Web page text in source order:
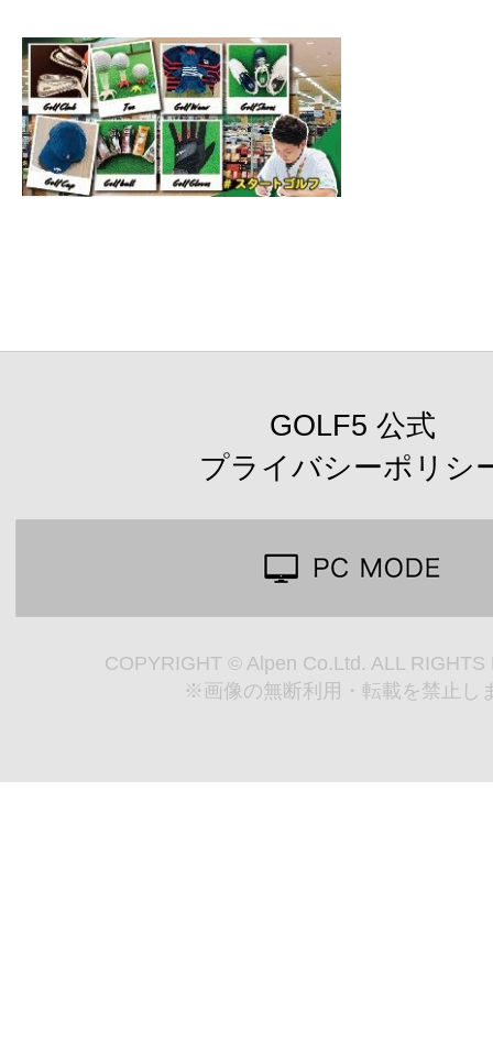
GOLF5 公式
プライバシーポリシ
COPYRIGHT © Alpen Co.Ltd. ALL RIGHTS
※画像の無断利用・転載を禁止し